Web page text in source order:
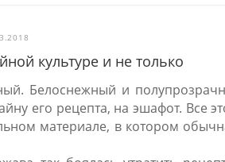
культуре и не только
Белоснежный и
его рецепта, на эшафот. Все
материале, в котором